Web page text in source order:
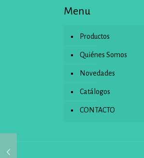
Menu
Productos
Quiénes Somos
Novedades
Catálogos
CONTACTO